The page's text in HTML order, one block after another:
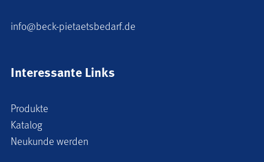
info@beck-pietaetsbedarf.de
Interessante Links
Produkte
Katalog
Neukunde werden